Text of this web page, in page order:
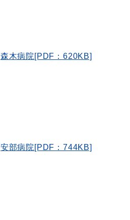
森木病院[PDF：620KB]
安部病院[PDF：744KB]